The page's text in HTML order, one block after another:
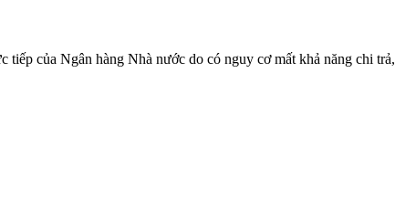
của Ngân hàng Nhà nước do có nguy cơ mất khả năng chi trả,